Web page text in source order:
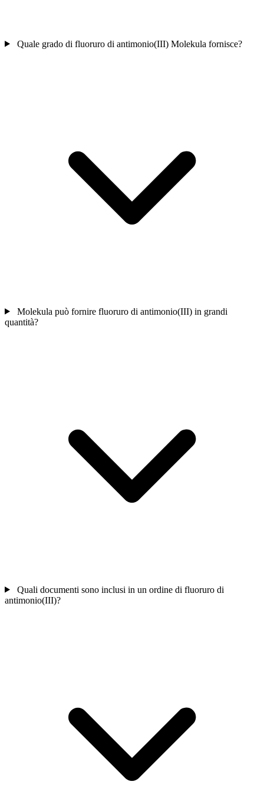
Quale grado di fluoruro di antimonio(III) Molekula fornisce?
Molekula può fornire fluoruro di antimonio(III) in grandi
quantità?
Quali documenti sono inclusi in un ordine di fluoruro di
antimonio(III)?